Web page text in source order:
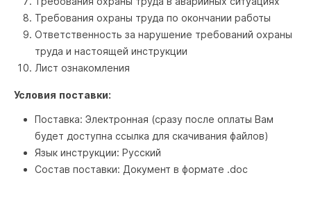
Требования охраны труда по окончании работы
Ответственность за нарушение требований охраны
труда и настоящей инструкции
Лист ознакомления
Условия поставки:
Поставка: Электронная (сразу после оплаты Вам
будет доступна ссылка для скачивания файлов)
Язык инструкции: Русский
Состав поставки: Документ в формате .doc